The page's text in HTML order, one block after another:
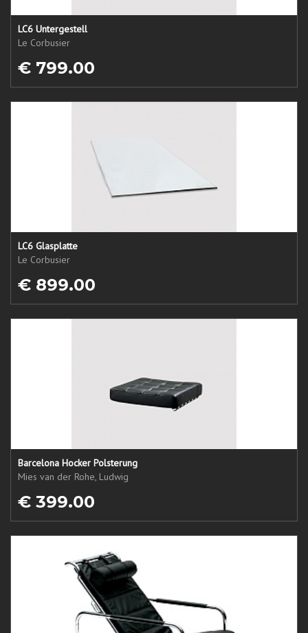
LC6 Untergestell
Le Corbusier
€ 799.00
LC6 Glasplatte
Le Corbusier
€ 899.00
Barcelona Hocker Polsterung
Mies van der Rohe, Ludwig
€ 399.00